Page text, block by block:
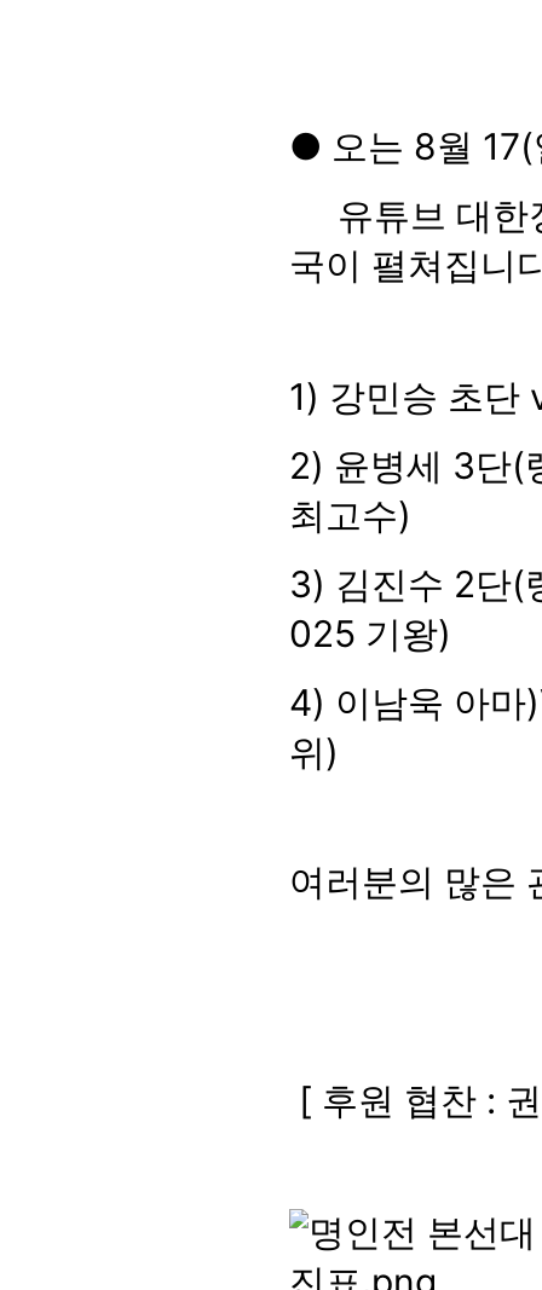
● 오는 8월 17(
유튜브 대한
국이 펼쳐집니
1) 강민승 초단
2) 윤병세 3단(
최고수)
3) 김진수 2단(
025 기왕)
4) 이남욱 아마
위)
여러분의 많은
[ 후원 협찬 :